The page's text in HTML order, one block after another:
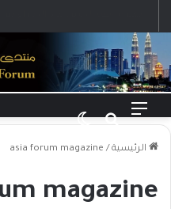
القائمة بحث عن
الرئيسية /
asia forum magazine
magazine